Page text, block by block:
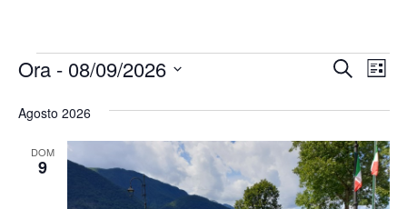
viste
Cerca
Lista
Ora - 08/09/2026
la
Agosto 2026
DOM
9